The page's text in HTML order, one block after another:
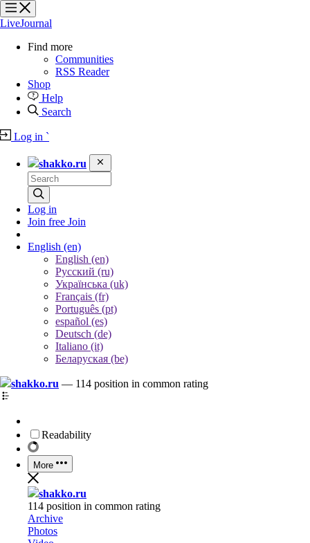
?
?
?
?
LiveJournal
Find more
Communities
RSS Reader
Shop
Help
Search
Log in `
shakko.ru
Log in
Join free Join
English (en)
English (en)
Русский (ru)
Українська (uk)
Français (fr)
Português (pt)
español (es)
Deutsch (de)
Italiano (it)
Беларуская (be)
shakko.ru — 114 position in common rating
Readability
More
shakko.ru
114 position in common rating
Archive
Photos